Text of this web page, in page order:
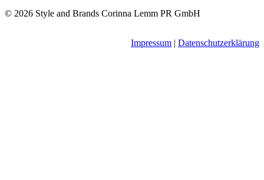
© 2026 Style and Brands Corinna Lemm PR GmbH
Impressum | Datenschutzerklärung